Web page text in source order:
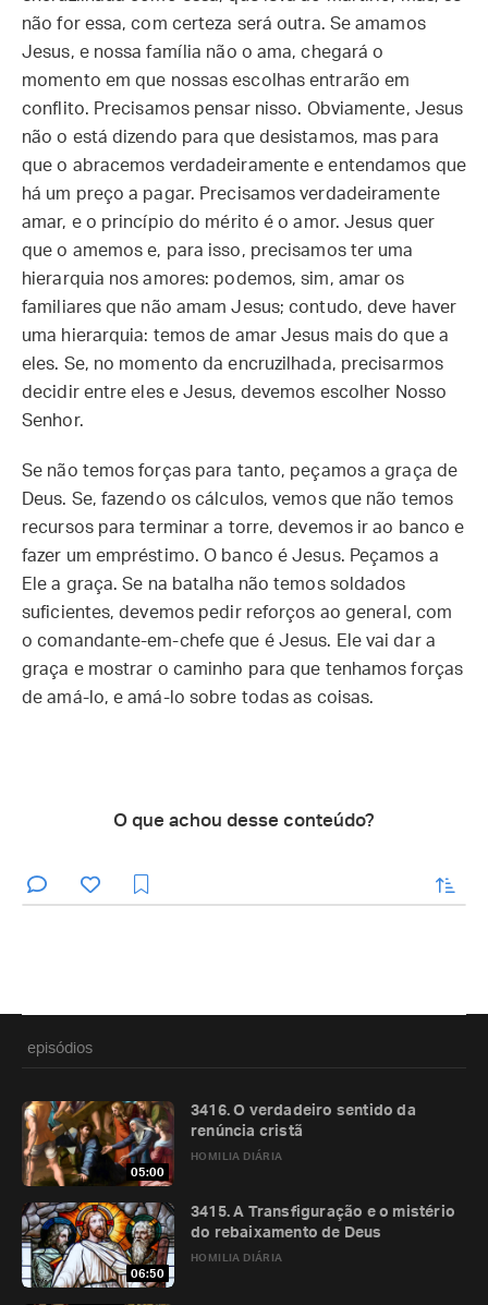
não for essa, com certeza será outra. Se amamos
Jesus, e nossa família não o ama, chegará o
momento em que nossas escolhas entrarão em
conflito. Precisamos pensar nisso. Obviamente, Jesus
não o está dizendo para que desistamos, mas para
que o abracemos verdadeiramente e entendamos que
há um preço a pagar. Precisamos verdadeiramente
amar, e o princípio do mérito é o amor. Jesus quer
que o amemos e, para isso, precisamos ter uma
hierarquia nos amores: podemos, sim, amar os
familiares que não amam Jesus; contudo, deve haver
uma hierarquia: temos de amar Jesus mais do que a
eles. Se, no momento da encruzilhada, precisarmos
decidir entre eles e Jesus, devemos escolher Nosso
Senhor.
Se não temos forças para tanto, peçamos a graça de
Deus. Se, fazendo os cálculos, vemos que não temos
recursos para terminar a torre, devemos ir ao banco e
fazer um empréstimo. O banco é Jesus. Peçamos a
Ele a graça. Se na batalha não temos soldados
suficientes, devemos pedir reforços ao general, com
o comandante-em-chefe que é Jesus. Ele vai dar a
graça e mostrar o caminho para que tenhamos forças
de amá-lo, e amá-lo sobre todas as coisas.
O que achou desse conteúdo?
enviar
episódios
05:00
HOMILIA DIÁRIA
3416. O verdadeiro sentido da
renúncia cristã
06:50
HOMILIA DIÁRIA
3415. A Transfiguração e o mistério
do rebaixamento de Deus